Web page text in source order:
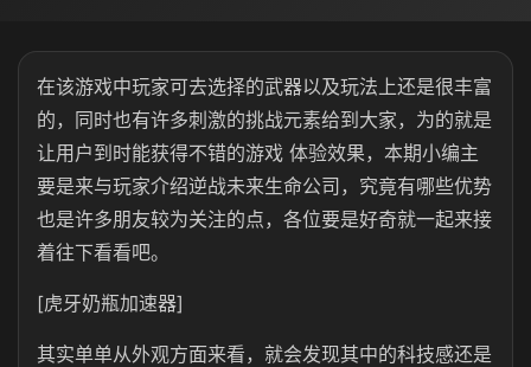
在该游戏中玩家可去选择的武器以及玩法上还是很丰富
的，同时也有许多刺激的挑战元素给到大家，为的就是
让用户到时能获得不错的游戏 体验效果，本期小编主
要是来与玩家介绍逆战未来生命公司，究竟有哪些优势
也是许多朋友较为关注的点，各位要是好奇就一起来接
着往下看看吧。
[虎牙奶瓶加速器]
其实单单从外观方面来看，就会发现其中的科技感还是